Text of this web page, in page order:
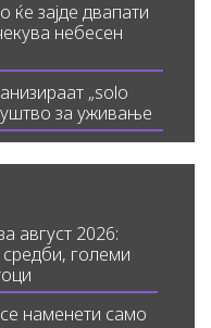
ќе зајде двапати
небесен
„solo
за уживање
август 2026:
големи
наменети само